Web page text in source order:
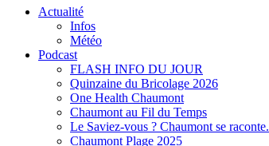
Actualité
Infos
Météo
Podcast
FLASH INFO DU JOUR
Quinzaine du Bricolage 2026
One Health Chaumont
Chaumont au Fil du Temps
Le Saviez-vous ? Chaumont se raconte.
Chaumont Plage 2025